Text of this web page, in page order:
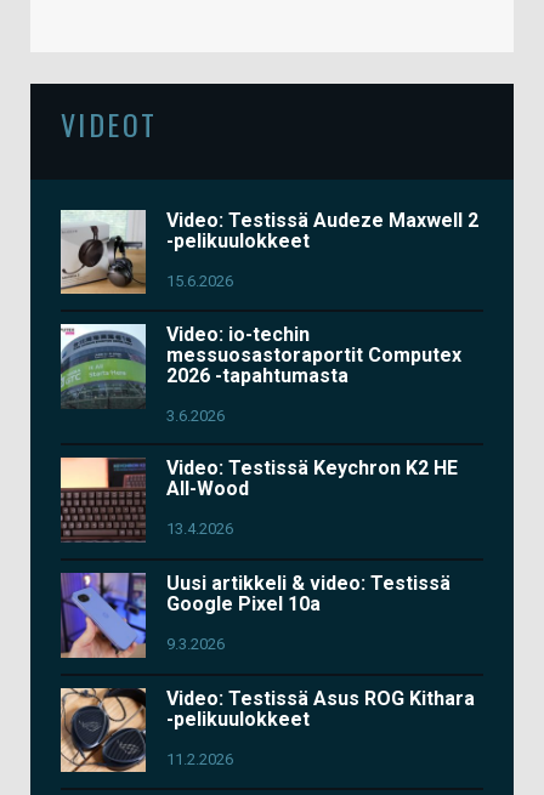
VIDEOT
Video: Testissä Audeze Maxwell 2
-pelikuulokkeet
15.6.2026
Video: io-techin
messuosastoraportit Computex
2026 -tapahtumasta
3.6.2026
Video: Testissä Keychron K2 HE
All-Wood
13.4.2026
Uusi artikkeli & video: Testissä
Google Pixel 10a
9.3.2026
Video: Testissä Asus ROG Kithara
-pelikuulokkeet
11.2.2026